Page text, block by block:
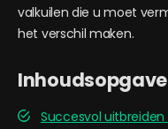
valkuilen die u moet
het verschil maken.
Inhoudsopgave
Succesvol